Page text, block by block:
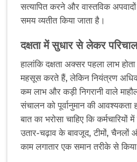
सत्यापित करने और वास्तविक
समय व्यतीत किया जाता है।
दक्षता में सुधार से लेकर
हालांकि दक्षता अक्सर पहला लाभ
महसूस करते हैं, लेकिन नियंत्रण
कम लाभ और कड़ी निगरानी वाले
संचालन को पूर्वानुमान की आवश्यकता
बात का भरोसा चाहिए कि कर्मचारियों
उतार-चढ़ाव के बावजूद, टीमों, चैनलों
काम लगातार एक समान तरीके से